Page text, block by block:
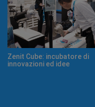
Migliorare la qualità della
nostra produzione,